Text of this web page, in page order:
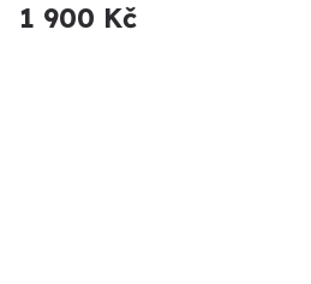
1 900 Kč